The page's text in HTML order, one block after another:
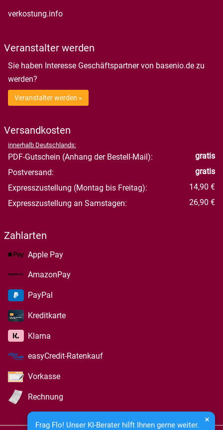
Frag Flo! Unser KI-Berater hilft Ihnen gerne weiter.
verkostung.infoöffnet in neuem Fenster
Veranstalter werden
Sie haben Interesse Geschäftspartner von basenio.de zu
werden?
Veranstalter werden »
Versandkosten
innerhalb Deutschlands:
PDF-Gutschein (Anhang der Bestell-Mail):
gratis
Postversand:
gratis
Expresszustellung (Montag bis Freitag):
14,90 €
Expresszustellung an Samstagen:
26,90 €
Zahlarten
Apple Pay
AmazonPay
PayPal
Kreditkarte
Klarna
easyCredit-Ratenkauf
Vorkasse
Rechnung